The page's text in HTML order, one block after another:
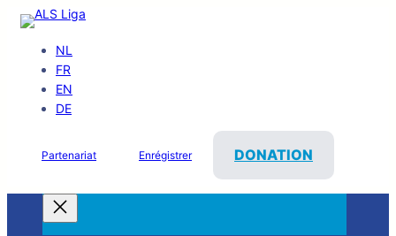
NL
FR
EN
DE
Partenariat Enrégistrer DONATION